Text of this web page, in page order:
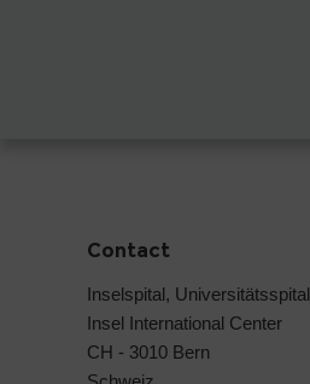
Contact
Inselspital,
Insel International Center
CH - 3010 Bern